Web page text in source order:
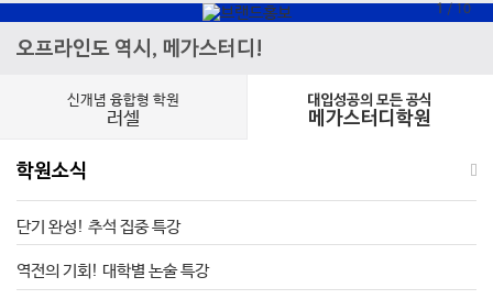
1 / 10
오프라인도 역시, 메가스터디!
신개념 융합형 학원
러셀
대입성공의 모든 공식
메가스터디학원
학원소식
단기 완성! 추석 집중 특강
역전의 기회! 대학별 논술 특강